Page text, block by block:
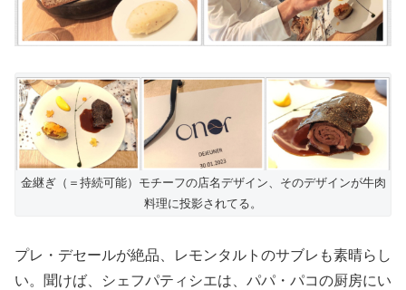
金継ぎ（＝持続可能）モチーフの店名デザイン、そのデザインが牛肉
料理に投影されてる。
プレ・デセールが絶品、レモンタルトのサブレも素晴らし
い。聞けば、シェフパティシエは、パパ・パコの厨房にい